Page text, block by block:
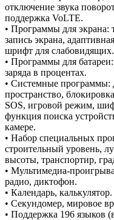
отключение звука
поддержка VoLTE.
• Программы для экрана:
запись экрана,
шрифт для слабовидящих.
• Программы для
заряда в процентах.
• Системные программы:
пространство,
SOS, игровой режим,
функция поиска
камере.
• Набор специальных
строительный уровень,
высоты, транспортир,
• Мультимедиа-
радио, диктофон.
• Календарь, калькулятор.
• Секундомер, мировое
• Поддержка 196 языков